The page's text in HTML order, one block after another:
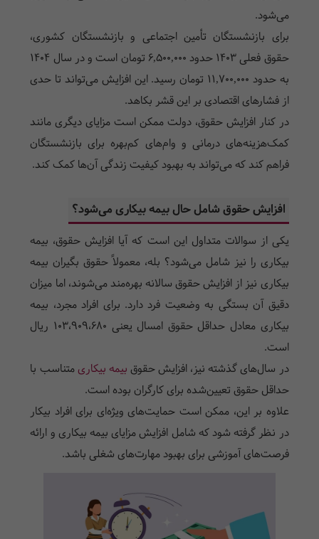
می‌شود.
برای بازنشستگان تأمین اجتماعی و بازنشستگان کشوری،
حقوق فعلی 1403 حدود ۶,۵۰۰,۰۰۰ تومان است و در سال ۱۴۰۴
به حدود ۱۱,۷۰۰,۰۰۰ تومان رسید. این افزایش می‌تواند تا حدی
از فشارهای اقتصادی بر این قشر بکاهد.
در کنار افزایش حقوق، دولت ممکن است مزایای دیگری مانند
کمک‌هزینه‌های درمانی و وام‌های کم‌بهره برای بازنشستگان
فراهم کند که می‌تواند به بهبود کیفیت زندگی آن‌ها کمک کند.
افزایش حقوق شامل حال بیمه بیکاری می‌شود؟
یکی از سوالات متداول این است که آیا افزایش حقوق، بیمه
بیکاری را نیز شامل می‌شود؟ بله، معمولاً حقوق بگیران بیمه
بیکاری نیز از افزایش حقوق سالانه بهره‌مند می‌شوند، اما میزان
دقیق آن بستگی به وضعیت فرد دارد. برای افراد مجرد، بیمه
بیکاری معادل حداقل حقوق امسال یعنی ۱۰۳،۹۰۹،۶۸۰ ریال
است.
در سال‌های گذشته نیز، افزایش حقوق بیمه بیکاریمتناسب با
حداقل حقوق تعیین‌شده برای کارگران بوده است.
علاوه بر این، ممکن است حمایت‌های ویژه‌ای برای افراد بیکار
در نظر گرفته شود که شامل افزایش مزایای بیمه بیکاری و ارائه
فرصت‌های آموزشی برای بهبود مهارت‌های شغلی باشد.